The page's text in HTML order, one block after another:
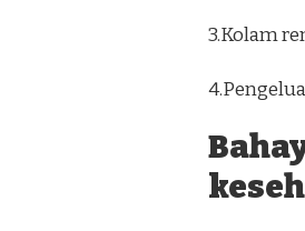
3.Kolam